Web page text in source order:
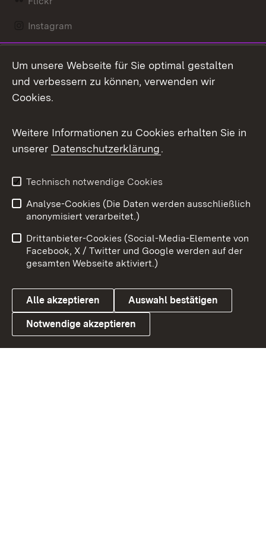
Instagram
Mastodon
Messenger
Social Wall
X / Twitter
Youtube
Link zum Landesportal
Benutzungshinweise
Barrierefreiheit
Datenschutz
Cookies
Um unsere Webseite für Sie optimal gestalten
und verbessern zu können, verwenden wir
Cookies.
Weitere Informationen zu Cookies erhalten Sie in
unserer Datenschutzerklärung.
Technisch notwendige Cookies
Analyse-Cookies (Die Daten werden ausschließlich
anonymisiert verarbeitet.)
Drittanbieter-Cookies (Social-Media-Elemente von
Facebook, X / Twitter und Google werden auf der
gesamten Webseite aktiviert.)
Alle akzeptieren Auswahl bestätigen
Notwendige akzeptieren